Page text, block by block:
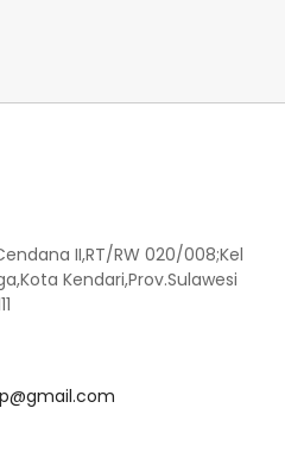
II,RT/RW 020/008;Kel
Kendari,Prov.Sulawesi